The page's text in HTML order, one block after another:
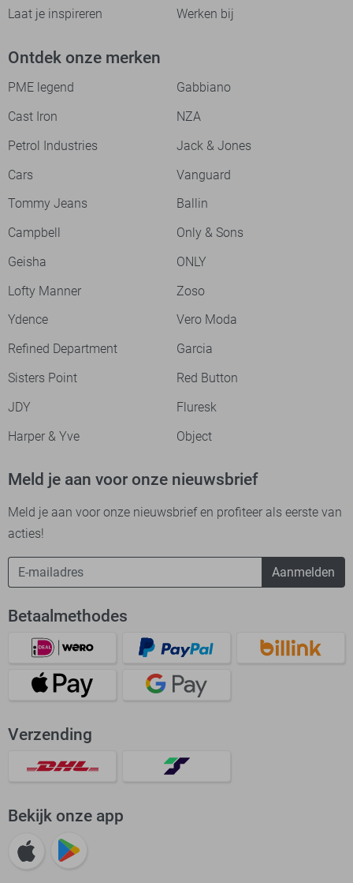
Laat je inspireren Werken bij
Ontdek onze merken
PME legend
Gabbiano
Cast Iron
NZA
Petrol Industries
Jack & Jones
Cars
Vanguard
Tommy Jeans
Ballin
Campbell
Only & Sons
Geisha
ONLY
Lofty Manner
Zoso
Ydence
Vero Moda
Refined Department
Garcia
Sisters Point
Red Button
JDY
Fluresk
Harper & Yve
Object
Meld je aan voor onze nieuwsbrief
Meld je aan voor onze nieuwsbrief en profiteer als eerste van
acties!
Aanmelden
Betaalmethodes
Verzending
Bekijk onze app